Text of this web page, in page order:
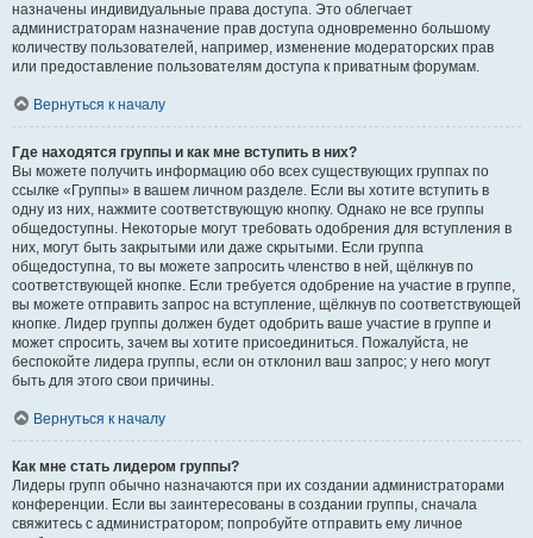
назначены индивидуальные права доступа. Это облегчает
администраторам назначение прав доступа одновременно большому
количеству пользователей, например, изменение модераторских прав
или предоставление пользователям доступа к приватным форумам.
Вернуться к началу
Где находятся группы и как мне вступить в них?
Вы можете получить информацию обо всех существующих группах по
ссылке «Группы» в вашем личном разделе. Если вы хотите вступить в
одну из них, нажмите соответствующую кнопку. Однако не все группы
общедоступны. Некоторые могут требовать одобрения для вступления в
них, могут быть закрытыми или даже скрытыми. Если группа
общедоступна, то вы можете запросить членство в ней, щёлкнув по
соответствующей кнопке. Если требуется одобрение на участие в группе,
вы можете отправить запрос на вступление, щёлкнув по соответствующей
кнопке. Лидер группы должен будет одобрить ваше участие в группе и
может спросить, зачем вы хотите присоединиться. Пожалуйста, не
беспокойте лидера группы, если он отклонил ваш запрос; у него могут
быть для этого свои причины.
Вернуться к началу
Как мне стать лидером группы?
Лидеры групп обычно назначаются при их создании администраторами
конференции. Если вы заинтересованы в создании группы, сначала
свяжитесь с администратором; попробуйте отправить ему личное